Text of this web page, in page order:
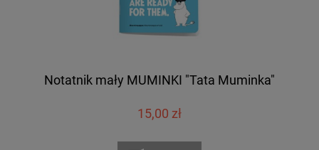
Notatnik mały MUMINKI "Tata Muminka"
15,00 zł